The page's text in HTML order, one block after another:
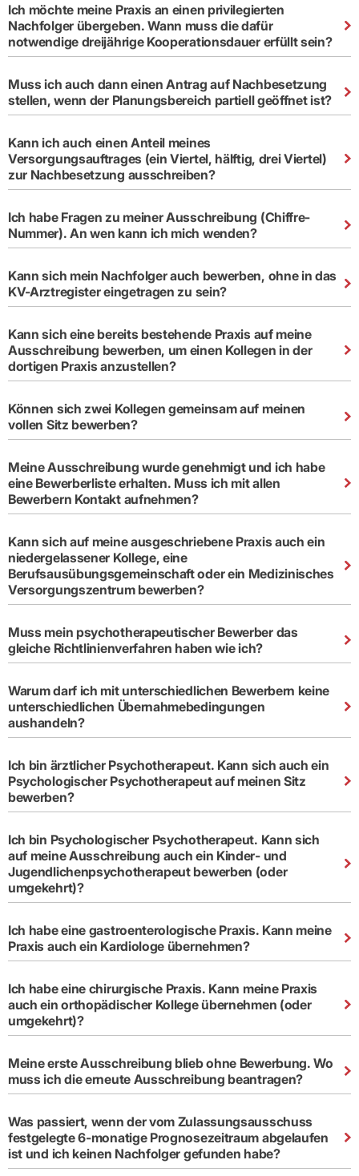
Ich möchte meine Praxis an einen privilegierten
Nachfolger übergeben. Wann muss die dafür
notwendige dreijährige Kooperationsdauer erfüllt sein?
Muss ich auch dann einen Antrag auf Nachbesetzung
stellen, wenn der Planungsbereich partiell geöffnet ist?
Kann ich auch einen Anteil meines
Versorgungsauftrages (ein Viertel, hälftig, drei Viertel)
zur Nachbesetzung ausschreiben?
Ich habe Fragen zu meiner Ausschreibung (Chiffre-
Nummer). An wen kann ich mich wenden?
Kann sich mein Nachfolger auch bewerben, ohne in das
KV-Arztregister eingetragen zu sein?
Kann sich eine bereits bestehende Praxis auf meine
Ausschreibung bewerben, um einen Kollegen in der
dortigen Praxis anzustellen?
Können sich zwei Kollegen gemeinsam auf meinen
vollen Sitz bewerben?
Meine Ausschreibung wurde genehmigt und ich habe
eine Bewerberliste erhalten. Muss ich mit allen
Bewerbern Kontakt aufnehmen?
Kann sich auf meine ausgeschriebene Praxis auch ein
niedergelassener Kollege, eine
Berufsausübungsgemeinschaft oder ein Medizinisches
Versorgungszentrum bewerben?
Muss mein psychotherapeutischer Bewerber das
gleiche Richtlinienverfahren haben wie ich?
Warum darf ich mit unterschiedlichen Bewerbern keine
unterschiedlichen Übernahmebedingungen
aushandeln?
Ich bin ärztlicher Psychotherapeut. Kann sich auch ein
Psychologischer Psychotherapeut auf meinen Sitz
bewerben?
Ich bin Psychologischer Psychotherapeut. Kann sich
auf meine Ausschreibung auch ein Kinder- und
Jugendlichenpsychotherapeut bewerben (oder
umgekehrt)?
Ich habe eine gastroenterologische Praxis. Kann meine
Praxis auch ein Kardiologe übernehmen?
Ich habe eine chirurgische Praxis. Kann meine Praxis
auch ein orthopädischer Kollege übernehmen (oder
umgekehrt)?
Meine erste Ausschreibung blieb ohne Bewerbung. Wo
muss ich die erneute Ausschreibung beantragen?
Was passiert, wenn der vom Zulassungsausschuss
festgelegte 6-monatige Prognosezeitraum abgelaufen
ist und ich keinen Nachfolger gefunden habe?